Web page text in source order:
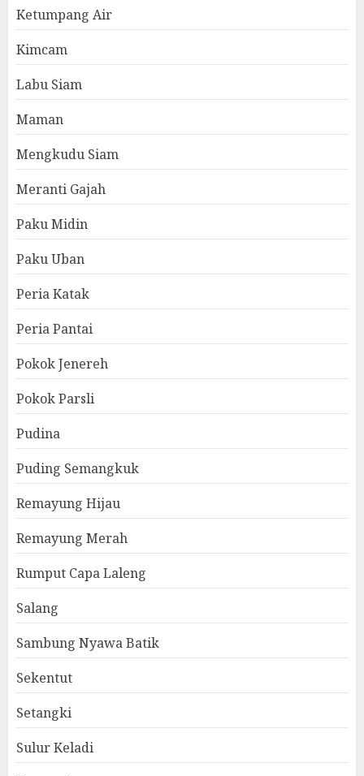
Ketumpang Air
Kimcam
Labu Siam
Maman
Mengkudu Siam
Meranti Gajah
Paku Midin
Paku Uban
Peria Katak
Peria Pantai
Pokok Jenereh
Pokok Parsli
Pudina
Puding Semangkuk
Remayung Hijau
Remayung Merah
Rumput Capa Laleng
Salang
Sambung Nyawa Batik
Sekentut
Setangki
Sulur Keladi